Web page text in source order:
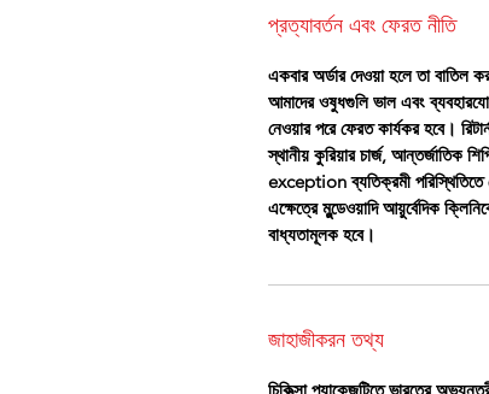
প্রত্যাবর্তন এবং ফেরত নীতি
একবার অর্ডার দেওয়া হলে তা বাতিল
আমাদের ওষুধগুলি ভাল এবং
নেওয়ার পরে ফেরত কার্যকর হবে।
স্থানীয় কুরিয়ার চার্জ, আন্তর্জাতিক
exception ব্যতিক্রমী পরিস্থিতিতে
এক্ষেত্রে মুন্ডেওয়াদি আয়ুর্বেদিক
বাধ্যতামূলক হবে।
জাহাজীকরন তথ্য